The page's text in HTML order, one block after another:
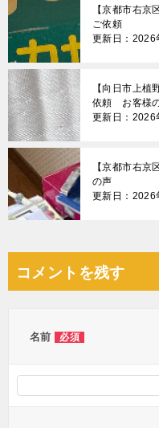
【京都市右
ご依頼
更新日：2026
【向日市上
依頼 お客様
更新日：2026
【京都市右
の声
更新日：2026
コメントを残す
名前 必須